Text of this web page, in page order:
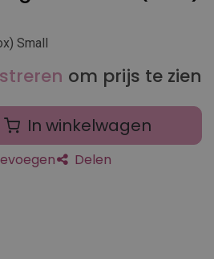
Small
om prijs te zien
In winkelwagen
Delen